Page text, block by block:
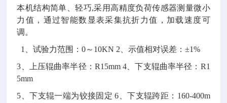
本机结构简单、轻巧,采用高精度负荷传感器测量微小
力值，通过智能数显表采集抗折力值，加载速度可
调。
1
、试验力范围：0～10KN 2、示值相对误差：±1%
3 、上压辊曲率半径：R15mm 4、下支辊曲率半径：R1
5mm
5 、下支辊一端为铰接固定 6、下支辊跨距：160-400m